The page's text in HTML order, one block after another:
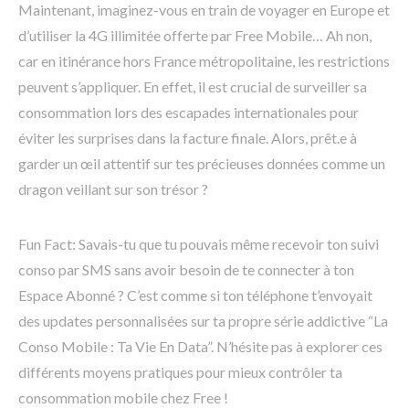
Maintenant, imaginez-vous en train de voyager en Europe et
d’utiliser la 4G illimitée offerte par Free Mobile… Ah non,
car en itinérance hors France métropolitaine, les restrictions
peuvent s’appliquer. En effet, il est crucial de surveiller sa
consommation lors des escapades internationales pour
éviter les surprises dans la facture finale. Alors, prêt.e à
garder un œil attentif sur tes précieuses données comme un
dragon veillant sur son trésor ?
Fun Fact: Savais-tu que tu pouvais même recevoir ton suivi
conso par SMS sans avoir besoin de te connecter à ton
Espace Abonné ? C’est comme si ton téléphone t’envoyait
des updates personnalisées sur ta propre série addictive “La
Conso Mobile : Ta Vie En Data”. N’hésite pas à explorer ces
différents moyens pratiques pour mieux contrôler ta
consommation mobile chez Free !